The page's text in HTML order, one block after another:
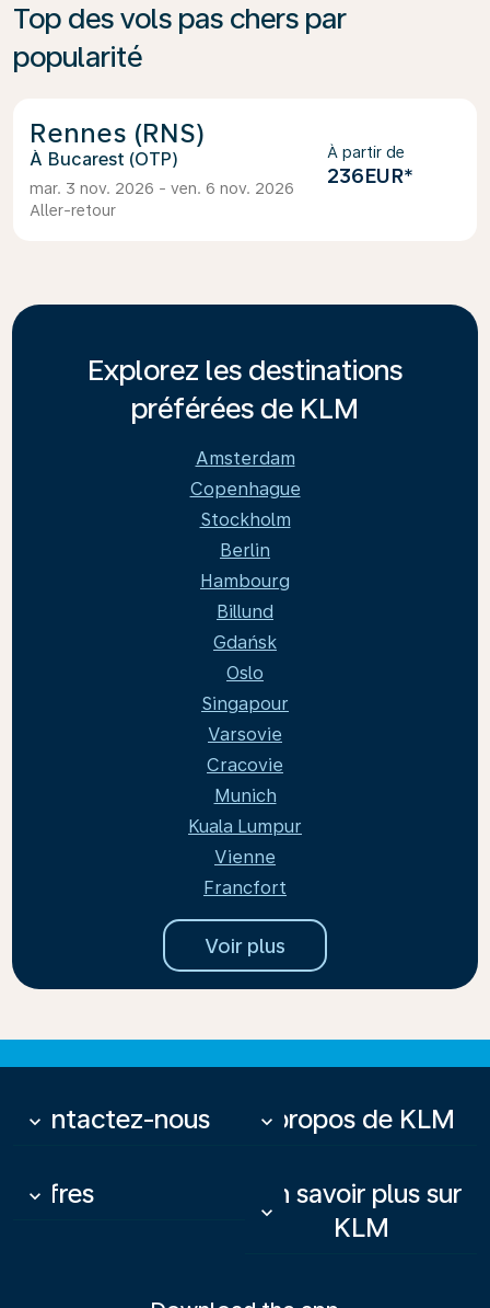
Top des vols pas chers par
popularité
Rennes (RNS)
Bucarest (OTP)
mar. 3 nov. 2026 - ven. 6 nov. 2026
Aller-retour
À partir de
236EUR*
Explorez les destinations
préférées de KLM
Amsterdam
Copenhague
Stockholm
Berlin
Hambourg
Billund
Gdańsk
Oslo
Singapour
Varsovie
Cracovie
Munich
Kuala Lumpur
Vienne
Francfort
Voir plus
Contactez-nous
keyboard_arrow_down À propos de KLM
keyboard_arrow_down
Offres
keyboard_arrow_down
En savoir plus sur
KLM
keyboard_arrow_down